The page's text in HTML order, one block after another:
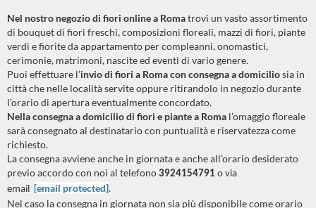
Nel nostro negozio di fiori online a Romatrovi un vasto assortimento
di bouquet di fiori freschi, composizioni floreali, mazzi di fiori, piante
verdi e fiorite da appartamento per compleanni, onomastici,
cerimonie, matrimoni, nascite ed eventi di vario genere.
Puoi effettuare l’invio di fiori a Romacon consegna a domiciliosia in
città che nelle località servite oppure ritirandolo in negozio durante
l’orario di apertura eventualmente concordato.
Nella consegna a domicilio di fiori e piante a Roma l’omaggio floreale
sarà consegnato al destinatario con puntualità e riservatezza come
richiesto.
La consegna avviene anche in giornata e anche all’orario desiderato
previo accordo con noi al telefono 3924154791 o via
email [email protected].
Nel caso la consegna in giornata non sia più disponibile come orario